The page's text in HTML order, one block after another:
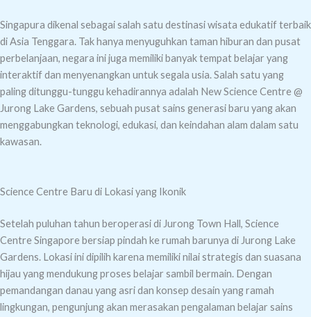
Singapura dikenal sebagai salah satu destinasi wisata edukatif terbaik
di Asia Tenggara. Tak hanya menyuguhkan taman hiburan dan pusat
perbelanjaan, negara ini juga memiliki banyak tempat belajar yang
interaktif dan menyenangkan untuk segala usia. Salah satu yang
paling ditunggu-tunggu kehadirannya adalah New Science Centre @
Jurong Lake Gardens, sebuah pusat sains generasi baru yang akan
menggabungkan teknologi, edukasi, dan keindahan alam dalam satu
kawasan.
Science Centre Baru di Lokasi yang Ikonik
Setelah puluhan tahun beroperasi di Jurong Town Hall, Science
Centre Singapore bersiap pindah ke rumah barunya di Jurong Lake
Gardens. Lokasi ini dipilih karena memiliki nilai strategis dan suasana
hijau yang mendukung proses belajar sambil bermain. Dengan
pemandangan danau yang asri dan konsep desain yang ramah
lingkungan, pengunjung akan merasakan pengalaman belajar sains